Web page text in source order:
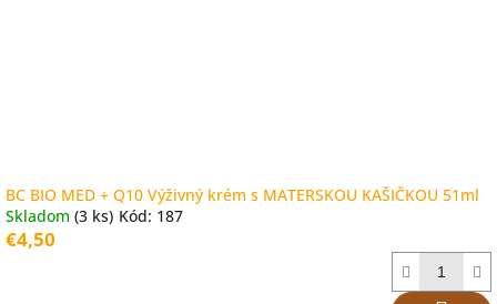
BC BIO MED + Q10 Výživný krém s MATERSKOU KAŠIČKOU 51ml
Skladom (3 ks) Kód: 187
€4,50